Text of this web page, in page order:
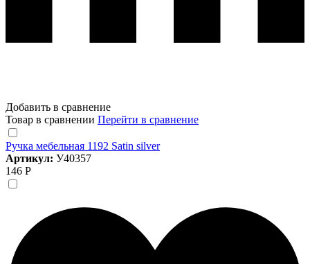
Добавить в сравнение
Товар в сравнении Перейти в сравнение
Ручка мебельная 1192 Satin silver
Артикул: У40357
146 Р